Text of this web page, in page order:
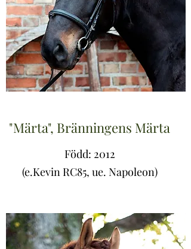
"Märta", Bränningens Märta
Född: 2012
(e.Kevin RC85, ue. Napoleon)